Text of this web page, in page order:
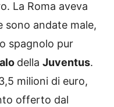
La Roma aveva
sono andate male,
spagnolo pur
della Juventus.
milioni di euro,
offerto dal